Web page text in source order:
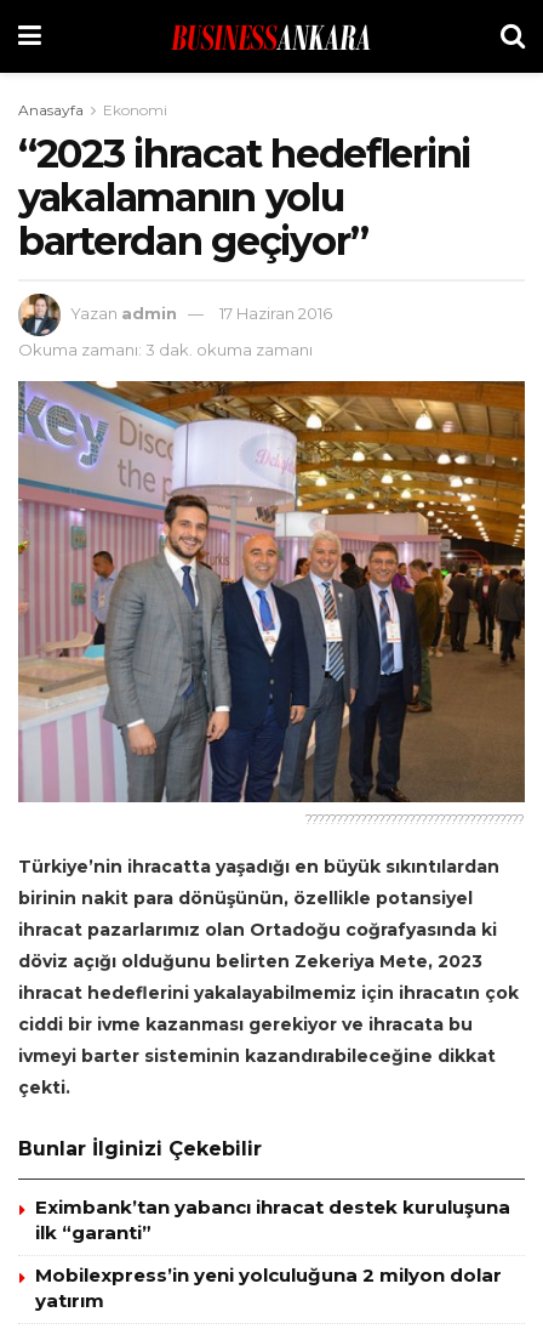
Anasayfa Ekonomi
“2023 ihracat hedeflerini
yakalamanın yolu
barterdan geçiyor”
Yazan admin
17 Haziran 2016
Okuma zamanı: 3 dak. okuma zamanı
????????????????????????????????????
Türkiye’nin ihracatta yaşadığı en büyük sıkıntılardan
birinin nakit para dönüşünün, özellikle potansiyel
ihracat pazarlarımız olan Ortadoğu coğrafyasında ki
döviz açığı olduğunu belirten Zekeriya Mete, 2023
ihracat hedeflerini yakalayabilmemiz için ihracatın çok
ciddi bir ivme kazanması gerekiyor ve ihracata bu
ivmeyi barter sisteminin kazandırabileceğine dikkat
çekti.
Bunlar İlginizi Çekebilir
Eximbank’tan yabancı ihracat destek kuruluşuna
ilk “garanti”
Mobilexpress’in yeni yolculuğuna 2 milyon dolar
yatırım